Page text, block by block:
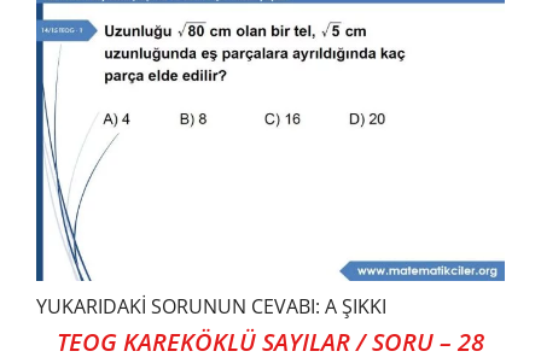
YUKARIDAKİ SORUNUN CEVABI: A ŞIKKI
TEOG KAREKÖKLÜ SAYILAR / SORU – 28